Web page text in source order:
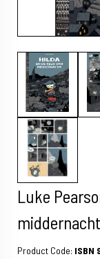
Luke
Product Code: ISBN